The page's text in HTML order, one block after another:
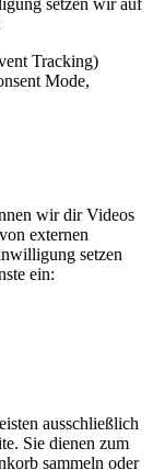
Tracking)
Mode,
wir dir Videos
externen
setzen
ein:
ausschließlich
Sie dienen zum
sammeln oder